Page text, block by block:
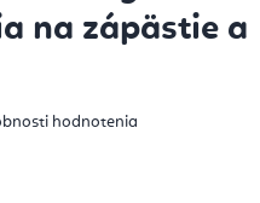
na zápästie a
hodnotenia